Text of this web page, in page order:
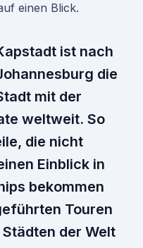
einen Blick.
ist nach
die
mit der
weltweit. So
die nicht
Einblick in
bekommen
Touren
der Welt